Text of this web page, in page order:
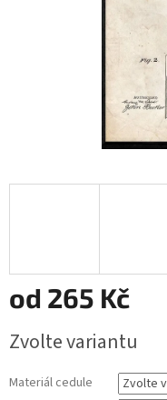
od 265 Kč
cena:
Zvolte variantu
Materiál cedule